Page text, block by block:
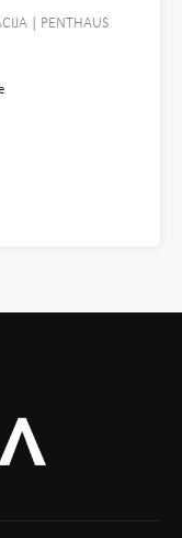
| PENTHAUS